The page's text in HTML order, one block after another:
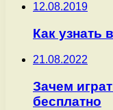
12.08.2019
Как узнать
21.08.2022
Зачем
бесплатно